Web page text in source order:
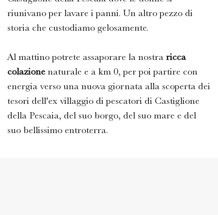
riunivano per lavare i panni. Un altro pezzo di
storia che custodiamo gelosamente.
Al mattino potrete assaporare la nostra ricca
colazione naturale e a km 0, per poi partire con
energia verso una nuova giornata alla scoperta dei
tesori dell'ex villaggio di pescatori di Castiglione
della Pescaia, del suo borgo, del suo mare e del
suo bellissimo entroterra.